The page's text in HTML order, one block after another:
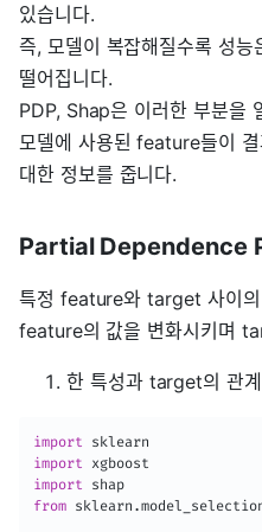
있습니다.
즉, 모델이 복잡해질수록 성
떨어집니다.
PDP, Shap은 이러한 부분을
모델에 사용된 feature들이 결
대한 정보를 줍니다.
Partial Dependence
특정 feature와 target 사이의
feature의 값을 변화시키며
한 특성과 target의 관계
import
import
import
from sklearn .